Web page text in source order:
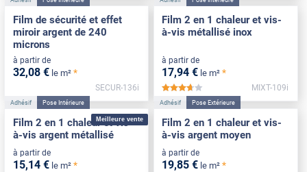
Film de sécurité et effet
miroir argent de 240
microns
à partir de
32,08 € le m² *
SECUR-136i
Film 2 en 1 chaleur et vis-
à-vis métallisé inox
à partir de
17,94 € le m² *
*****
MIXT-109i
Meilleure vente
Adhésif Pose Intérieure
Film 2 en 1 chaleur et vis-
à-vis argent métallisé
à partir de
15,14 € le m² *
Adhésif Pose Extérieure
Film 2 en 1 chaleur et vis-
à-vis argent moyen
à partir de
19,85 € le m² *